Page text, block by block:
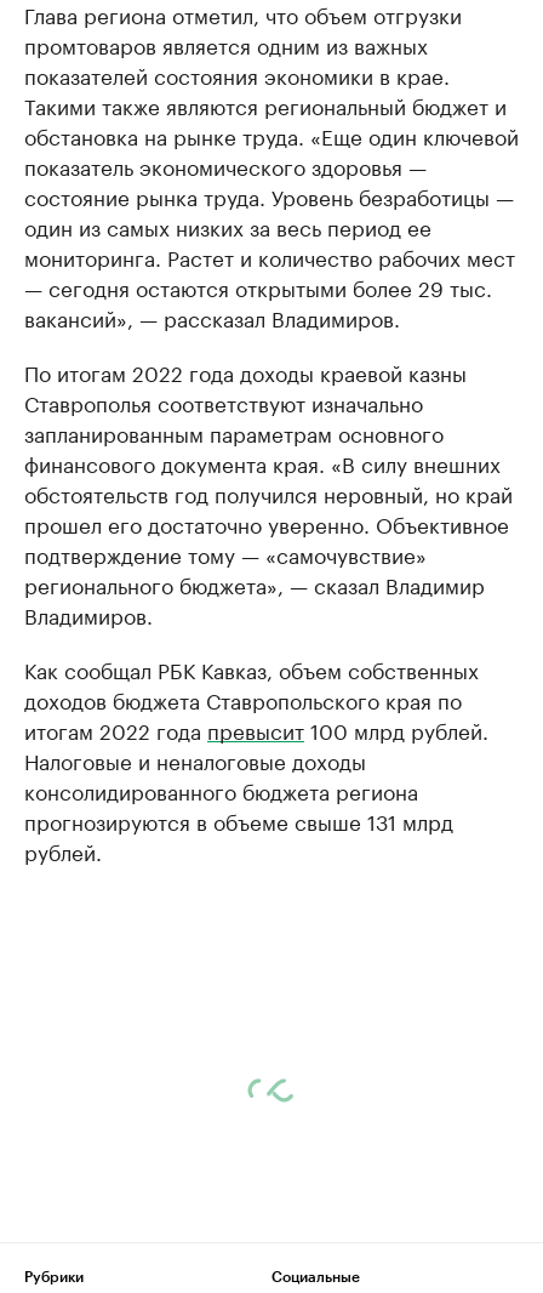
Глава региона отметил, что объем отгрузки
промтоваров является одним из важных
показателей состояния экономики в крае.
Такими также являются региональный бюджет и
обстановка на рынке труда. «Еще один ключевой
показатель экономического здоровья —
состояние рынка труда. Уровень безработицы —
один из самых низких за весь период ее
мониторинга. Растет и количество рабочих мест
— сегодня остаются открытыми более 29 тыс.
вакансий», — рассказал Владимиров.
По итогам 2022 года доходы краевой казны
Ставрополья соответствуют изначально
запланированным параметрам основного
финансового документа края. «В силу внешних
обстоятельств год получился неровный, но край
прошел его достаточно уверенно. Объективное
подтверждение тому — «самочувствие»
регионального бюджета», — сказал Владимир
Владимиров.
Как сообщал РБК Кавказ, объем собственных
доходов бюджета Ставропольского края по
итогам 2022 года превысит100 млрд рублей.
Налоговые и неналоговые доходы
консолидированного бюджета региона
прогнозируются в объеме свыше 131 млрд
рублей.
Рубрики
Социальные